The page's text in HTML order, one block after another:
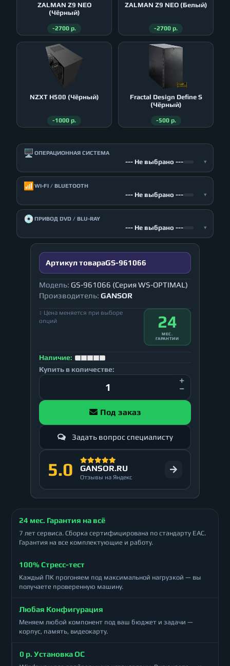
ZALMAN Z9 NEO
(Чёрный)
-2700 р.
ZALMAN Z9 NEO (Белый)
-2700 р.
NZXT H500 (Чёрный)
-1000 р.
Fractal Design Define S
(Чёрный)
-500 р.
🖥️ ОПЕРАЦИОННАЯ СИСТЕМА
--- Не выбрано --- ▾
📶 WI-FI / BLUETOOTH
--- Не выбрано --- ▾
💿ПРИВОД DVD / BLU-RAY
--- Не выбрано --- ▾
Артикул товараGS-961066
Модель: GS-961066 (Серия WS-OPTIMAL)
Производитель: GANSOR
↕ Цена меняется при выборе
опций
24
МЕС.
ГАРАНТИИ
Наличие:
Купить в количестве:
Под заказ
Задать вопрос специалисту
5.0 GANSOR.RU
Отзывы на Яндекс
24 мес. Гарантия на всё
7 лет сервиса. Сборка сертифицирована по стандарту ЕАС.
Гарантия на все комплектующие и работу.
100% Стресс-тест
Каждый ПК прогоняем под максимальной нагрузкой — вы
получаете проверенную машину.
Любая Конфигурация
Меняем любой компонент под ваш бюджет и задачи —
корпус, память, видеокарту.
0 р. Установка ОС